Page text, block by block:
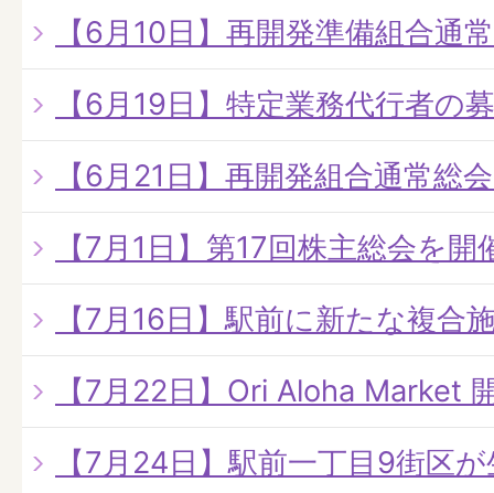
【6月10日】再開発準備組合通
【6月19日】特定業務代行者の
【6月21日】再開発組合通常総
【7月1日】第17回株主総会を開
【7月16日】駅前に新たな複合
【7月22日】Ori Aloha Market
【7月24日】駅前一丁目9街区